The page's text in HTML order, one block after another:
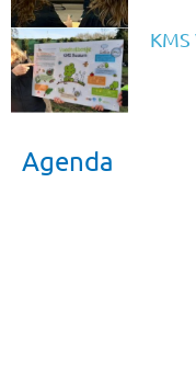
Agenda